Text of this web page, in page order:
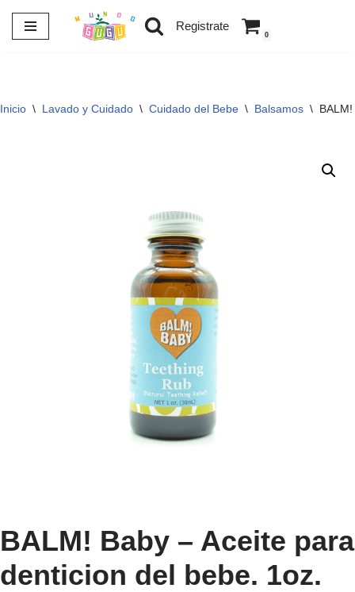
Saltar
Registrate
0
Inicio \ Lavado y Cuidado \ Cuidado del Bebe \ Balsamos \
BALM! Baby – Aceite para
denticion del bebe. 1oz.